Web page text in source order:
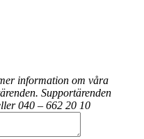
information om våra
Supportärenden
040 – 662 20 10